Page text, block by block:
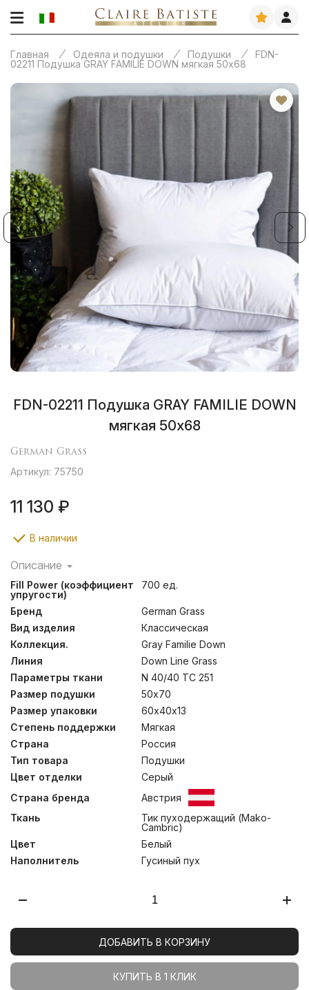
Главная Одеяла и подушки Подушки
FDN-
02211 Подушка GRAY FAMILIE DOWN мягкая 50х68
FDN-02211 Подушка GRAY FAMILIE DOWN
мягкая 50х68
German Grass
Артикул: 75750
11 130 ₽
В наличии
Описание
Классические подушки, подушки с внутренним ядром
помогут определиться с выбором и подобрать
изделия разной степени упругости, учитывая
индивидуальные особенности каждого человека.
Одеяла изготовлены вручную с покрытием из тика
(100% хлопок) и наполнены серым пухом гусей
Тулузской породы категории «Экстра». Кассетные
пушистые одеяла превосходны для холодного
времени года. Стирка при температуре до 30°С
Fill Power (коэффициент
упругости)
700 ед.
Бренд
German Grass
Вид изделия
Классическая
Коллекция.
Gray Familie Down
Линия
Down Line Grass
Параметры ткани
N 40/40 TC 251
Размер подушки
50х70
Размер упаковки
60х40х13
Степень поддержки
Мягкая
Страна
Россия
Тип товара
Подушки
Цвет отделки
Серый
Страна бренда
Австрия
Ткань
Тик пуходержащий (Mako-
Cambric)
Цвет
Белый
Наполнитель
Гусиный пух
ДОБАВИТЬ В КОРЗИНУ
КУПИТЬ В 1 КЛИК